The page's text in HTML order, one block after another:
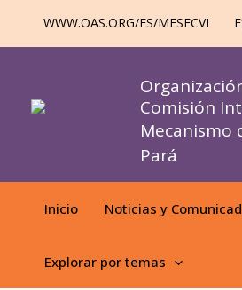
contenido
WWW.OAS.ORG/ES/MESECVI
Comisión
Mecanismo
Pará
Inicio Noticias y
Explorar por temas